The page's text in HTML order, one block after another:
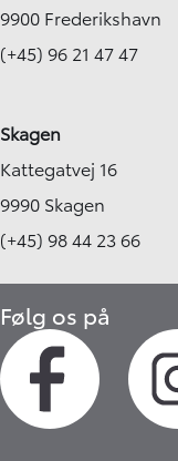
9900 Frederikshavn
(+45) 96 21 47 47
Skagen
Kattegatvej 16
9990 Skagen
(+45) 98 44 23 66
Følg os på